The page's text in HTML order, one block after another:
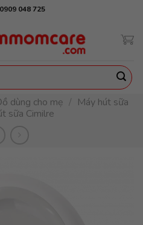
048 725
dùng cho mẹ / Máy hút sữa
sữa Cimilre